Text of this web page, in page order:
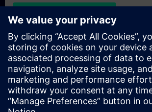
Personalised Quotation
If you require a standard list price quotation
example for your purchasing department,
link below. You first need to provide some
after this a quotation will be emailed to you.